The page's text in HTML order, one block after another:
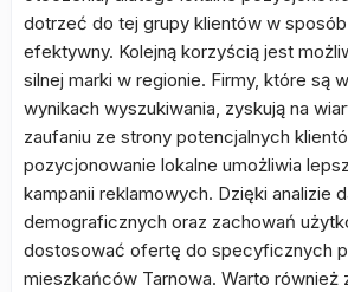
dotrzeć do tej grupy klientów w
efektywny. Kolejną korzyścią jest
silnej marki w regionie. Firmy, które są
wynikach wyszukiwania, zyskują na
zaufaniu ze strony potencjalnych
pozycjonowanie lokalne umożliwia
kampanii reklamowych. Dzięki analizie
demograficznych oraz zachowań
dostosować ofertę do specyficznych
mieszkańców Tarnowa. Warto również